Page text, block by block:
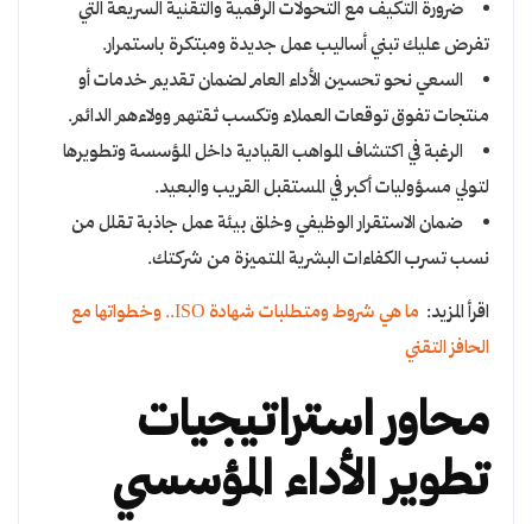
ضرورة التكيف مع التحولات الرقمية والتقنية السريعة التي
تفرض عليك تبني أساليب عمل جديدة ومبتكرة باستمرار.
السعي نحو تحسين الأداء العام لضمان تقديم خدمات أو
منتجات تفوق توقعات العملاء وتكسب ثقتهم وولاءهم الدائم.
الرغبة في اكتشاف المواهب القيادية داخل المؤسسة وتطويرها
لتولي مسؤوليات أكبر في المستقبل القريب والبعيد.
ضمان الاستقرار الوظيفي وخلق بيئة عمل جاذبة تقلل من
نسب تسرب الكفاءات البشرية المتميزة من شركتك.
اقرأ المزيد:
ما هي شروط ومتطلبات شهادة ISO.. وخطواتها مع
الحافز التقني
محاور استراتيجيات
تطوير الأداء المؤسسي